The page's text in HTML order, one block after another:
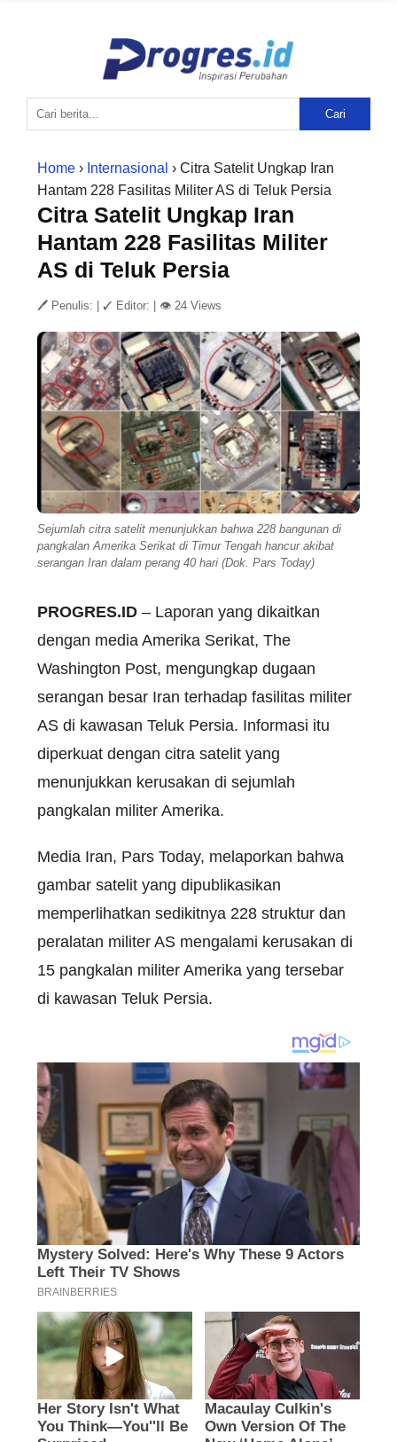
Cari
Home › Internasional › Citra Satelit Ungkap Iran
Hantam 228 Fasilitas Militer AS di Teluk Persia
Citra Satelit Ungkap Iran
Hantam 228 Fasilitas Militer
AS di Teluk Persia
🖊 Penulis: ✓ Editor: 👁 24 Views
Sejumlah citra satelit menunjukkan bahwa 228 bangunan di
pangkalan Amerika Serikat di Timur Tengah hancur akibat
serangan Iran dalam perang 40 hari (Dok. Pars Today)
PROGRES.ID – Laporan yang dikaitkan
dengan media Amerika Serikat, The
Washington Post, mengungkap dugaan
serangan besar Iran terhadap fasilitas militer
AS di kawasan Teluk Persia. Informasi itu
diperkuat dengan citra satelit yang
menunjukkan kerusakan di sejumlah
pangkalan militer Amerika.
Media Iran, Pars Today, melaporkan bahwa
gambar satelit yang dipublikasikan
memperlihatkan sedikitnya 228 struktur dan
peralatan militer AS mengalami kerusakan di
15 pangkalan militer Amerika yang tersebar
di kawasan Teluk Persia.